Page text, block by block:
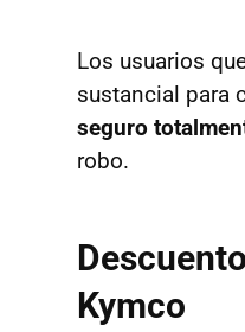
Los usuarios
sustancial para
seguro
robo.
Kymco